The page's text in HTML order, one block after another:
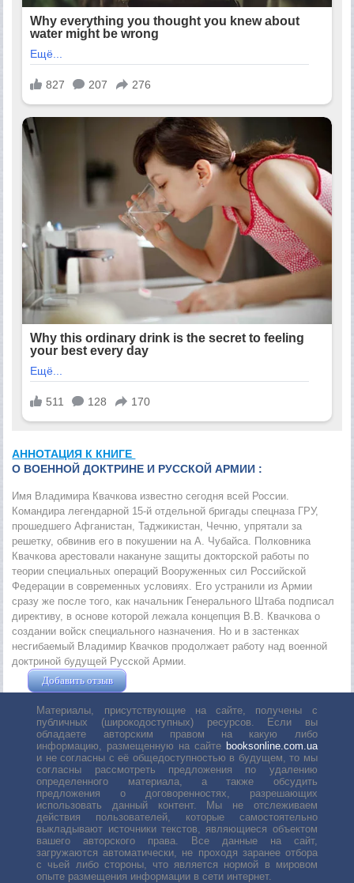
АННОТАЦИЯ К КНИГЕ
О ВОЕННОЙ ДОКТРИНЕ И РУССКОЙ АРМИИ :
Имя Владимира Квачкова известно сегодня всей России.
Командира легендарной 15-й отдельной бригады спецназа ГРУ,
прошедшего Афганистан, Таджикистан, Чечню, упрятали за
решетку, обвинив его в покушении на А. Чубайса. Полковника
Квачкова арестовали накануне защиты докторской работы по
теории специальных операций Вооруженных сил Российской
Федерации в современных условиях. Его устранили из Армии
сразу же после того, как начальник Генерального Штаба подписал
директиву, в основе которой лежала концепция В.В. Квачкова о
создании войск специального назначения. Но и в застенках
несгибаемый Владимир Квачков продолжает работу над военной
доктриной будущей Русской Армии.
Добавить отзыв
Материалы, присутствующие на сайте, получены с
публичных (широкодоступных) ресурсов. Если вы
обладаете авторским правом на какую либо
информацию, размещенную на сайте booksonline.com.ua
и не согласны с её общедоступностью в будущем, то мы
согласны рассмотреть предложения по удалению
определенного материала, а также обсудить
предложения о договоренностях, разрешающих
использовать данный контент. Мы не отслеживаем
действия пользователей, которые самостоятельно
выкладывают источники текстов, являющиеся объектом
вашего авторского права. Все данные на сайт,
загружаются автоматически, не проходя заранее отбора
с чьей либо стороны, что является нормой в мировом
опыте размещения информации в сети интернет.